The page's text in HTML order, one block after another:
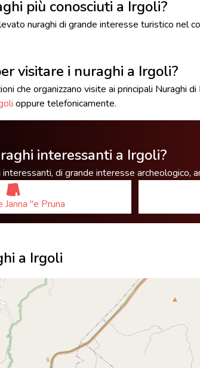
più conosciuti a Irgoli?
nuraghi di grande interesse turistico nel
visitare i nuraghi a Irgoli?
che organizzano visite ai principali
oppure telefonicamente.
interessanti a Irgoli?
di grande interesse archeologico,
Janna ''e Pruna
a Irgoli